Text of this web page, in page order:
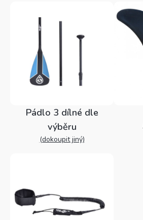
Pádlo 3 dílné dle
výběru
(dokoupit jiný)